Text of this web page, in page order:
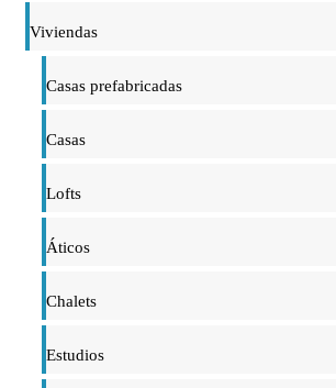
Viviendas
Casas prefabricadas
Casas
Lofts
Áticos
Chalets
Estudios